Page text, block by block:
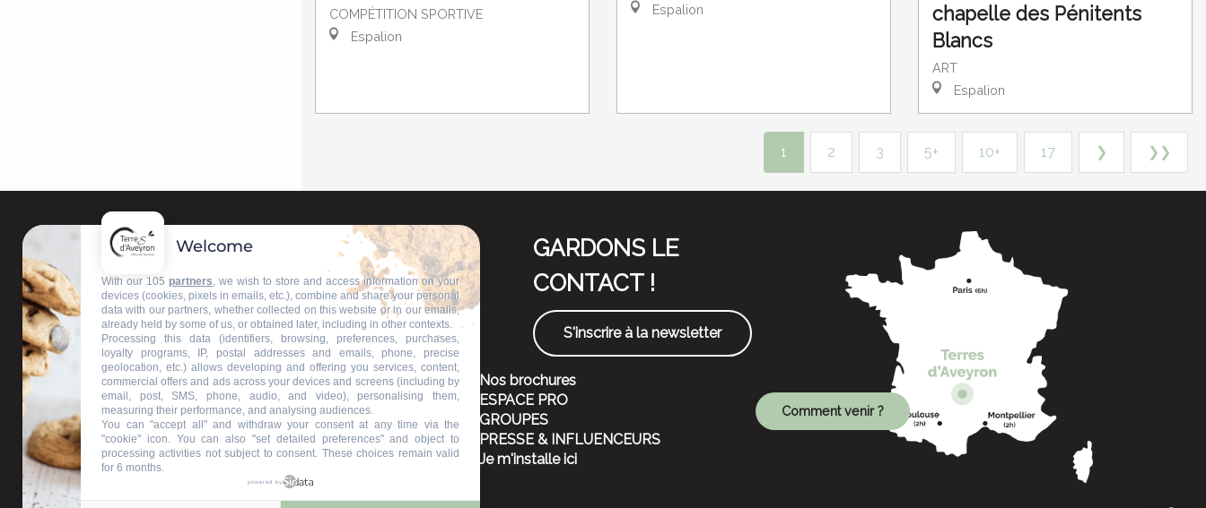
COMPÉTITION SPORTIVE
Espalion
Espalion
chapelle des Pénitents
Blancs
ART
Espalion
1 2 3 5+ 10+ 17 ❯ ❯❯
Contactez-nous
Nos bureaux d'accueil
Restons connectés
GARDONS LE
CONTACT !
S'inscrire à la newsletter
Nos brochures
ESPACE PRO
GROUPES
PRESSE & INFLUENCEURS
Je m'installe ici
Comment venir ?
Welcome
With our 105 partners, we wish to store and access information on your
devices (cookies, pixels in emails, etc.), combine and share your personal
data with our partners, whether collected on this website or in our emails,
already held by some of us, or obtained later, including in other contexts.
Processing this data (identifiers, browsing, preferences, purchases,
loyalty programs, IP, postal addresses and emails, phone, precise
geolocation, etc.) allows developing and offering you services, content,
commercial offers and ads across your devices and screens (including by
email, post, SMS, phone, audio, and video), personalising them,
measuring their performance, and analysing audiences.
You can "accept all" and withdraw your consent at any time via the
"cookie" icon. You can also "set detailed preferences" and object to
processing activities not subject to consent. These choices remain valid
for 6 months.
powered by